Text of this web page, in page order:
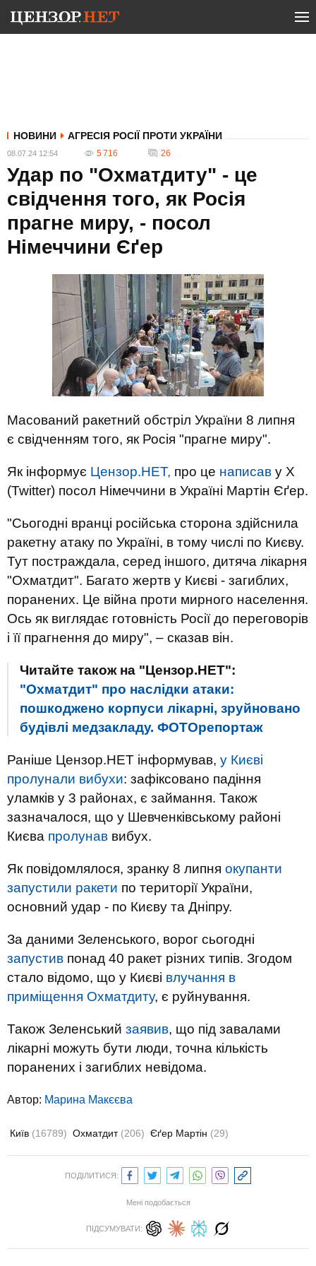
НОВИНИ АГРЕСІЯ РОСІЇ ПРОТИ УКРАЇНИ
08.07.24 12:54 5 716 26
Удар по "Охматдиту" - це
свідчення того, як Росія
прагне миру, - посол
Німеччини Єґер
Масований ракетний обстріл України 8 липня
є свідченням того, як Росія "прагне миру".
Як інформує Цензор.НЕТ, про це написав у Х
(Twitter) посол Німеччини в Україні Мартін Єґер.
"Сьогодні вранці російська сторона здійснила
ракетну атаку по Україні, в тому числі по Києву.
Тут постраждала, серед іншого, дитяча лікарня
"Охматдит". Багато жертв у Києві - загиблих,
поранених. Це війна проти мирного населення.
Ось як виглядає готовність Росії до переговорів
і її прагнення до миру", – сказав він.
Читайте також на "Цензор.НЕТ":
"Охматдит" про наслідки атаки:
пошкоджено корпуси лікарні, зруйновано
будівлі медзакладу. ФОТОрепортаж
Раніше Цензор.НЕТ інформував, у Києві
пролунали вибухи: зафіксовано падіння
уламків у 3 районах, є займання. Також
зазначалося, що у Шевченківському районі
Києва пролунав вибух.
Як повідомлялося, зранку 8 липня окупанти
запустили ракети по території України,
основний удар - по Києву та Дніпру.
За даними Зеленського, ворог сьогодні
запустив понад 40 ракет різних типів. Згодом
стало відомо, що у Києві влучання в
приміщення Охматдиту, є руйнування.
Також Зеленський заявив, що під завалами
лікарні можуть бути люди, точна кількість
поранених і загиблих невідома.
Автор: Марина Макєєва
Київ (16789) Охматдит (206) Єґер Мартін (29)
ПОДІЛИТИСЯ:
Мені подобається
ПІДСУМУВАТИ: